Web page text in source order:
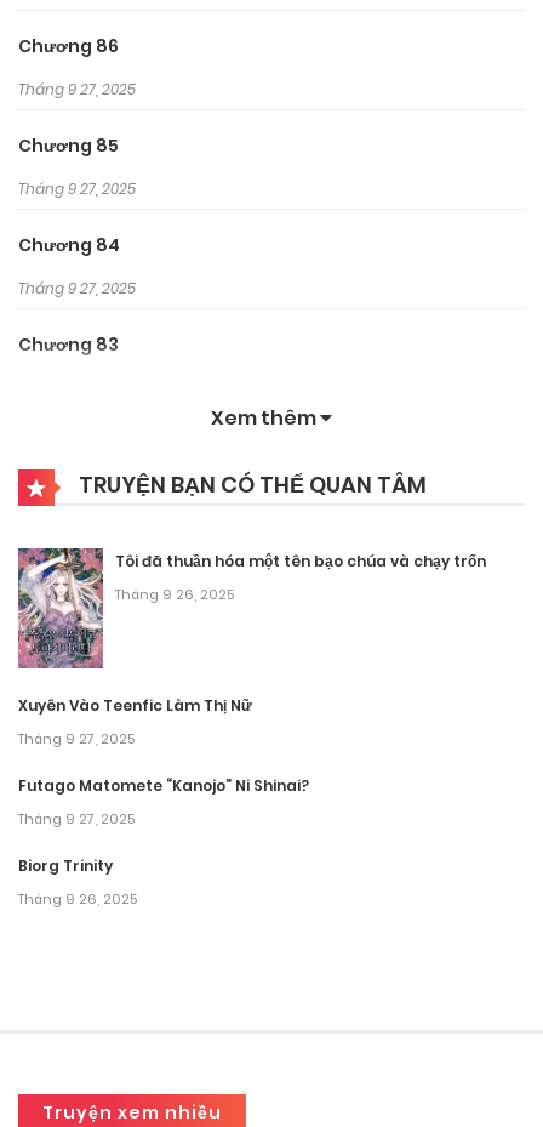
Chương 86
Tháng 9 27, 2025
Chương 85
Tháng 9 27, 2025
Chương 84
Tháng 9 27, 2025
Chương 83
Tháng 9 27, 2025
Chương 81
Tháng 9 27, 2025
Chương 80
Chương 79
Tháng 9 27, 2025
Xem thêm
TRUYỆN BẠN CÓ THỂ QUAN TÂM
Tôi đã thuần hóa một tên bạo chúa và chạy trốn
Tháng 9 26, 2025
Xuyên Vào Teenfic Làm Thị Nữ
Tháng 9 27, 2025
Futago Matomete “Kanojo” Ni Shinai?
Tháng 9 27, 2025
Biorg Trinity
Tháng 9 26, 2025
Truyện xem nhiều